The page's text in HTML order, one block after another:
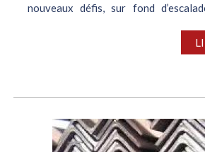
nouveaux défis, sur fond